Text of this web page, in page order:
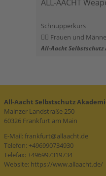
ALL-AACHT
Schnupperkurs
Frauen und
All-Aacht
All-Aacht Selbstschutz
Mainzer Landstraße 250
60326 Frankfurt am Main
E-Mail: frankfurt@allaacht.de
Telefon: +496990734930
Telefax: +496997319734
Website: https://www.allaacht.de/